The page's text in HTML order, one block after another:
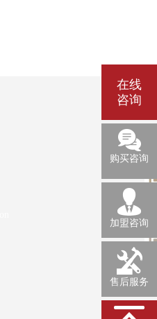
在线
咨询
购买咨询
27973429
加盟咨询
售后服务